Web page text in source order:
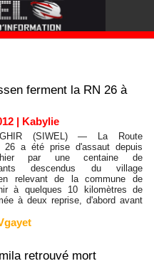
ferment la RN 26 à
| Kabylie
(SIWEL) — La Route
26 a été prise d'assaut depuis
par une centaine de
descendus du village
relevant de la commune de
à quelques 10 kilomètres de
à deux reprise, d'abord avant
retrouvé mort